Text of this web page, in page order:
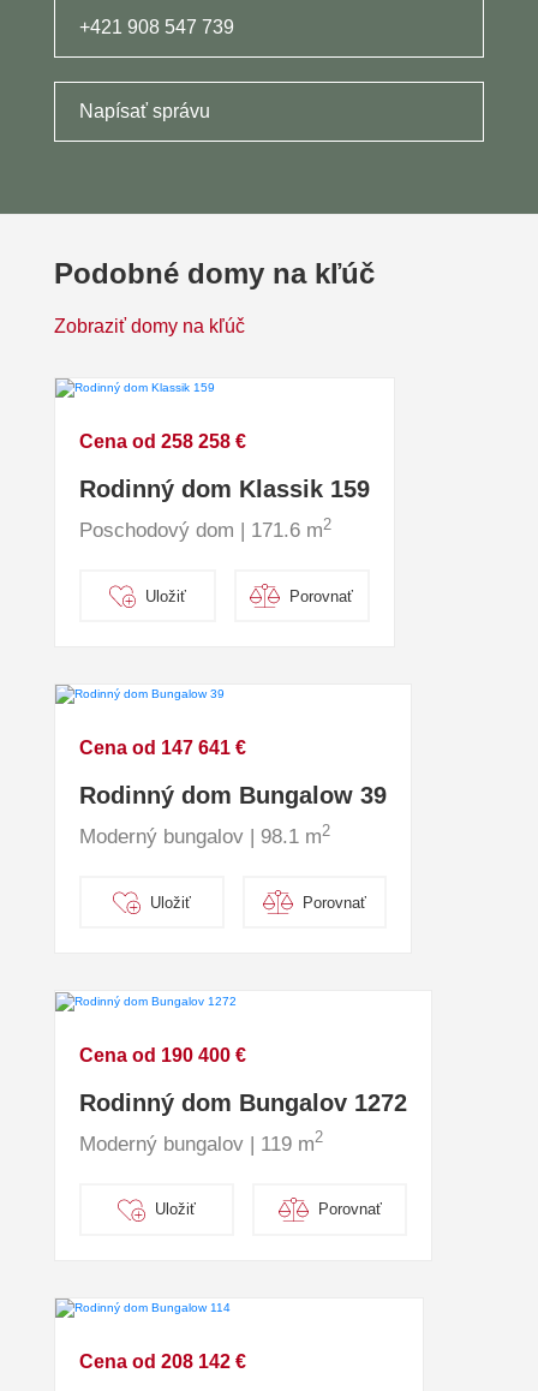
+421 908 547 739
Napísať správu
Podobné domy na kľúč
Zobraziť domy na kľúč
Cena od 258 258 €
Rodinný dom Klassik 159
Poschodový dom | 171.6 m2
Uložiť Porovnať
Cena od 147 641 €
Rodinný dom Bungalow 39
Moderný bungalov | 98.1 m2
Uložiť Porovnať
Cena od 190 400 €
Rodinný dom Bungalov 1272
Moderný bungalov | 119 m2
Uložiť Porovnať
Cena od 208 142 €